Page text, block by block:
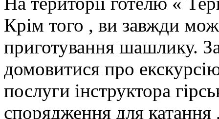
Крім того , ви завжди
приготування шашлику.
домовитися про
послуги інструктора
спорядження для катання